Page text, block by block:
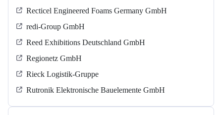
Recticel Engineered Foams Germany GmbH
redi-Group GmbH
Reed Exhibitions Deutschland GmbH
Regionetz GmbH
Rieck Logistik-Gruppe
Rutronik Elektronische Bauelemente GmbH